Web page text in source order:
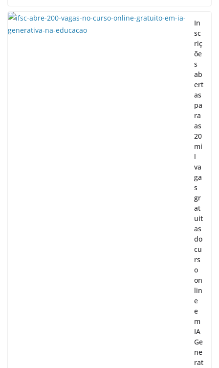
In
sc
riç
õe
s
ab
ert
as
pa
ra
as
20
mi
l
va
ga
s
gr
at
uit
as
do
cu
rs
o
on
lin
e
e
m
IA
Ge
ne
rat